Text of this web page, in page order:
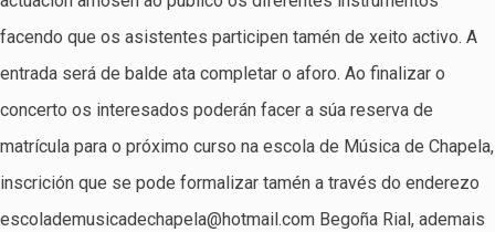
facendo que os asistentes participen tamén de xeito activo. A
entrada será de balde ata completar o aforo. Ao finalizar o
concerto os interesados poderán facer a súa reserva de
matrícula para o próximo curso na escola de Música de Chapela,
inscrición que se pode formalizar tamén a través do enderezo
escolademusicadechapela@hotmail.com Begoña Rial, ademais